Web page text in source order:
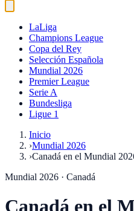
LaLiga
Champions League
Copa del Rey
Selección Española
Mundial 2026
Premier League
Serie A
Bundesliga
Ligue 1
Inicio
›Mundial 2026
›Canadá en el Mundial
Mundial 2026 · Canadá
Canadá en el